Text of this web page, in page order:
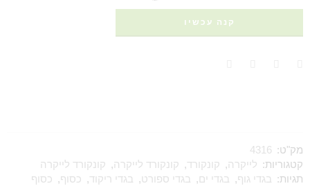
קנה עכשיו
מק"ט: 4316
קטגוריות: לייקרה, קונקורד, קונקורד לייקרה, קונקורד לייקרה
תגיות:
בגדי גוף, בגדי ים, בגדי ספורט, בגדי ריקוד, כסוף, כסוף